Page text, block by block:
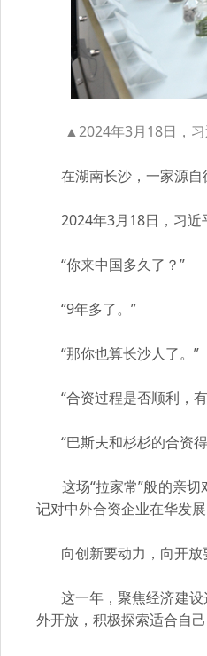
▲2024年3月18日，
在湖南长沙，一家源自
2024年3月18日，习近
“你来中国多久了？”
“9年多了。”
“那你也算长沙人了。”
“合资过程是否顺利，有
“巴斯夫和杉杉的合资得
这场“拉家常”般的亲切
记对中外合资企业在华发展
向创新要动力，向开放
这一年，聚焦经济建设
外开放，积极探索适合自己